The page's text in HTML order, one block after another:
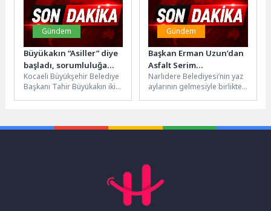
Gündem
Büyükakın “Asiller” diye
başladı, sorumluluğa
dikkat çekti
Kocaeli Büyükşehir Belediye
Başkanı Tahir Büyükakın iki
Gündem
Başkan Erman Uzun’dan
Asfalt Serim
Çalışmalarına Yerinde
İnceleme
Narlıdere Belediyesi’nin yaz
aylarının gelmesiyle birlikte